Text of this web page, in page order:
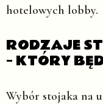
hotelowych lobby.
RODZAJE
– KTÓRY
Wybór stojaka na